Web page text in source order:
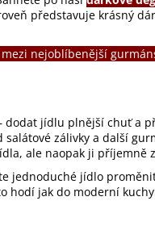
představuje krásný
nejoblíbenější
jídlu plnější chuť a
zálivky a další
ale naopak ji příjemně
jednoduché jídlo
jak do moderní